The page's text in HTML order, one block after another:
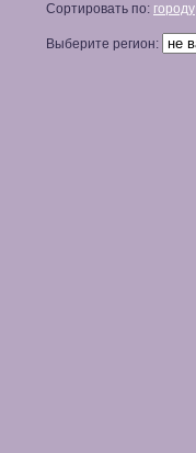
Сортировать по: городу
Выберите регион: